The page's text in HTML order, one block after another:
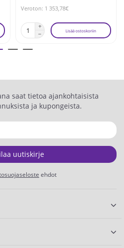
Veroton: 1 353,78€
Lisää ostoskoriin
saat tietoa ajankohtaisista
ja kupongeista.
uutiskirje
ehdot